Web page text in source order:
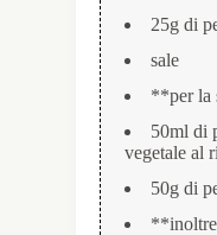
25g di
sale
**per la
50ml di
vegetale al
50g di